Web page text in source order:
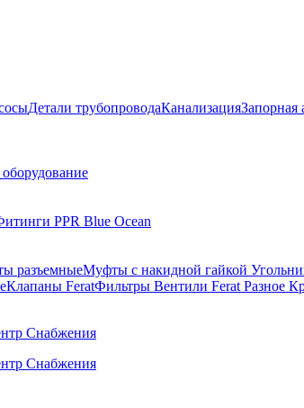
Детали трубопроводаКанализацияЗапорная
PPR Blue Ocean
разъемныеМуфты с накидной гайкой
Клапаны FeratФильтры Вентили Ferat Разное